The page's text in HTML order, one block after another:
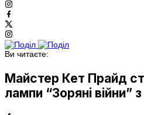
Ви читаєте:
Майстер Кет Прайд
лампи “Зоряні війни”